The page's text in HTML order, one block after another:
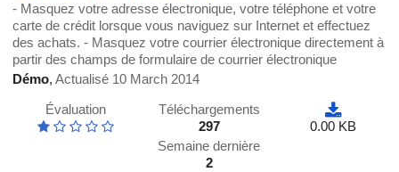
- Masquez votre adresse électronique, votre téléphone et votre
carte de crédit lorsque vous naviguez sur Internet et effectuez
des achats. - Masquez votre courrier électronique directement à
partir des champs de formulaire de courrier électronique
Démo,Actualisé 10 March 2014
Évaluation
Téléchargements
297
Semaine dernière
2
0.00 KB